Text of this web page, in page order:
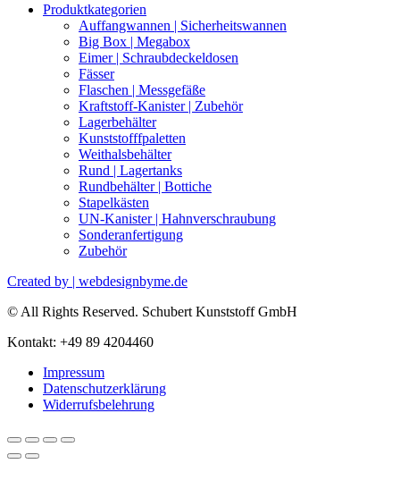
Produktkategorien
Auffangwannen | Sicherheitswannen
Big Box | Megabox
Eimer | Schraubdeckeldosen
Fässer
Flaschen | Messgefäße
Kraftstoff-Kanister | Zubehör
Lagerbehälter
Kunststofffpaletten
Weithalsbehälter
Rund | Lagertanks
Rundbehälter | Bottiche
Stapelkästen
UN-Kanister | Hahnverschraubung
Sonderanfertigung
Zubehör
Created by | webdesignbyme.de
© All Rights Reserved. Schubert Kunststoff GmbH
Kontakt: +49 89 4204460
Impressum
Datenschutzerklärung
Widerrufsbelehrung